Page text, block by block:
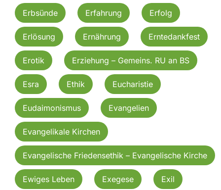
Erbsünde Erfahrung Erfolg
Erlösung Ernährung Erntedankfest
Erotik Erziehung – Gemeins. RU an BS
Esra Ethik Eucharistie
Eudaimonismus Evangelien
Evangelikale Kirchen
Evangelische Friedensethik – Evangelische Kirche
Ewiges Leben Exegese Exil